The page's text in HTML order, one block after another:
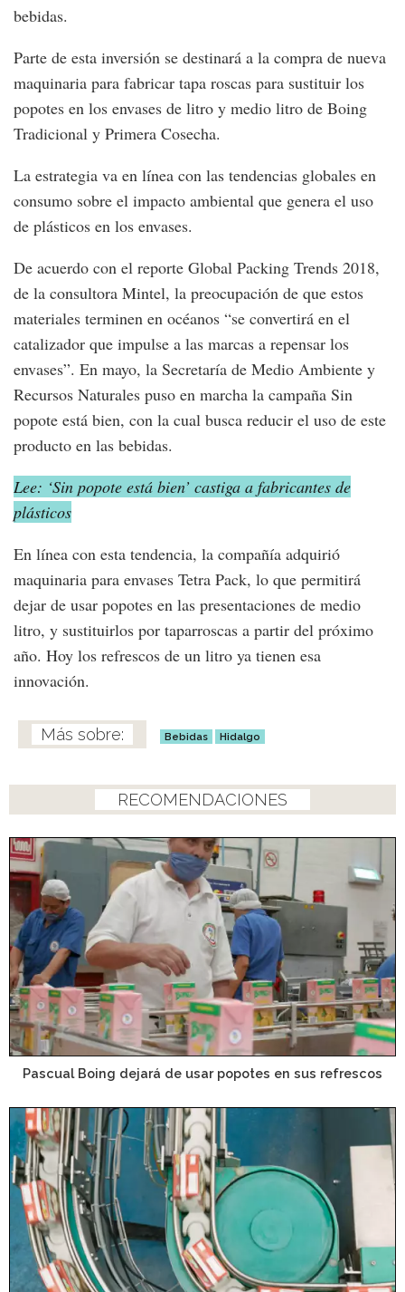
bebidas.
Parte de esta inversión se destinará a la compra de nueva
maquinaria para fabricar tapa roscas para sustituir los
popotes en los envases de litro y medio litro de Boing
Tradicional y Primera Cosecha.
La estrategia va en línea con las tendencias globales en
consumo sobre el impacto ambiental que genera el uso
de plásticos en los envases.
De acuerdo con el reporte Global Packing Trends 2018,
de la consultora Mintel, la preocupación de que estos
materiales terminen en océanos “se convertirá en el
catalizador que impulse a las marcas a repensar los
envases”. En mayo, la Secretaría de Medio Ambiente y
Recursos Naturales puso en marcha la campaña Sin
popote está bien, con la cual busca reducir el uso de este
producto en las bebidas.
Lee: ‘Sin popote está bien’ castiga a fabricantes de
plásticos
En línea con esta tendencia, la compañía adquirió
maquinaria para envases Tetra Pack, lo que permitirá
dejar de usar popotes en las presentaciones de medio
litro, y sustituirlos por taparroscas a partir del próximo
año. Hoy los refrescos de un litro ya tienen esa
innovación.
Bebidas Hidalgo
RECOMENDACIONES
Pascual Boing dejará de usar popotes en sus refrescos